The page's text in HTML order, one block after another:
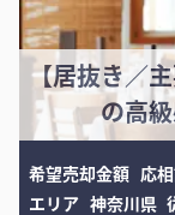
【居抜き／
の高
希望売却金額 応
エリア 神奈川県